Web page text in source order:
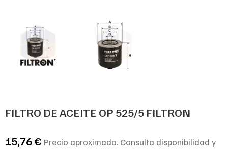
FILTRO DE ACEITE OP 525/5 FILTRON
15,76€ Precio aproximado. Consulta disponibilidad y